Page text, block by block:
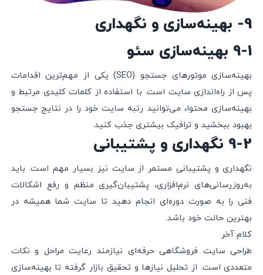
9- بهینه‌سازی و نگهداری
9-1 بهینه‌سازی سئو
بهینه‌سازی موتورهای جستجو (SEO) یکی از مهم‌ترین اقدامات
پس از راه‌اندازی سایت است. با استفاده از کلمات کلیدی مرتبط و
بهینه‌سازی محتوا، می‌توانید رتبه سایت خود را در نتایج جستجو
بهبود ببخشید و ترافیک بیشتری جذب کنید.
9-2 نگهداری و پشتیبانی
نگهداری و پشتیبانی مستمر از سایت نیز بسیار مهم است. باید
به‌روزرسانی‌های نرم‌افزاری، پشتیبان‌گیری منظم و رفع اشکالات
فنی را به صورت دوره‌ای انجام دهید تا سایت شما همیشه در
بهترین حالت خود باشد.
کلام آخر
طراحی سایت فروشگاهی حرفه‌ای نیازمند رعایت مراحل و نکات
متعددی است. از تحلیل نیازها و تحقیق بازار گرفته تا بهینه‌سازی